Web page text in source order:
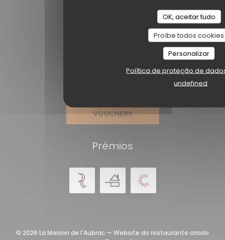
OK, aceitar tudo
Proíbe todos cookies
Personalizar
Política de proteção de
undefined
VOUCHERS
Prémios
© 2026 La Maison de l'Aubrac — Website do restaurante criado